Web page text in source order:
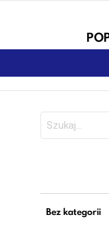
Bez kategorii